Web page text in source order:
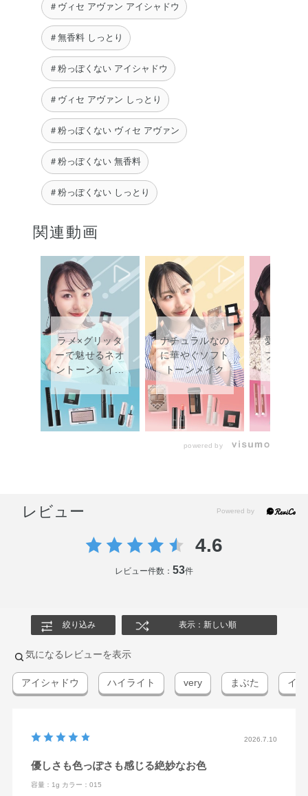
＃ヴィセ アヴァン アイシャドウ
＃無香料 しっとり
＃粉っぽくない アイシャドウ
＃ヴィセ アヴァン しっとり
＃粉っぽくない ヴィセ アヴァン
＃粉っぽくない 無香料
＃粉っぽくない しっとり
関連動画
ラメ×グリッタ
ーで魅せるネオ
ントーンメイ...
ナチュラルなの
に華やぐソフト
トーンメイク
愛されピ
ブルーム
powered by
レビュー
4.6
レビュー件数： 53件
絞り込み 表示：新しい順
気になるレビューを表示
アイシャドウ ハイライト very まぶた イ
2026.7.10
優しさも色っぽさも感じる絶妙なお色
容量：1g カラー：015